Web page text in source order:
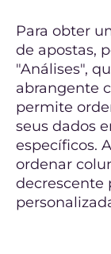
Para obter
de apostas,
"Análises",
abrangente
permite
seus dados
específicos.
ordenar
decrescente